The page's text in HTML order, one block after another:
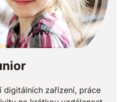
digitálních zařízení, práce